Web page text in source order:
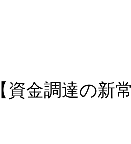
金調達の新常